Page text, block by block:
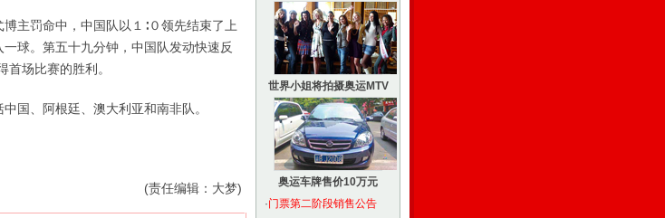
罚命中，中国队以１∶０领先结束了上
球。第五十九分钟，中国队发动快速反
场比赛的胜利。
、阿根廷、澳大利亚和南非队。
(责任编辑：大梦)
世界小姐将拍摄奥运MTV
奥运车牌售价10万元
·门票第二阶段销售公告